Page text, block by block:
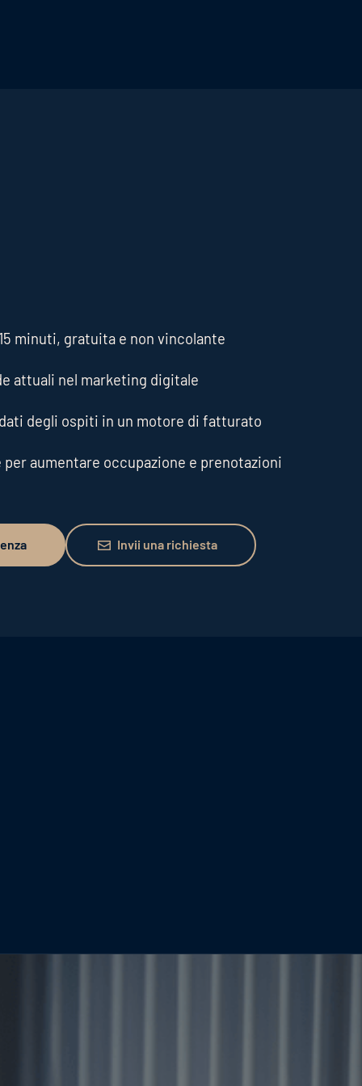
minuti, gratuita e non vincolante
attuali nel marketing digitale
degli ospiti in un motore di fatturato
aumentare occupazione e prenotazioni
Invii una richiesta
Invii una richiesta